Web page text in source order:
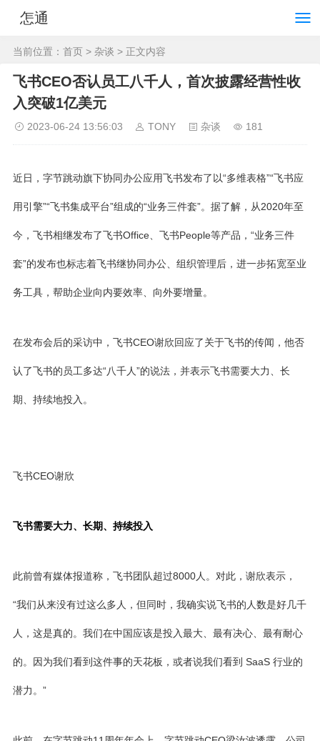
怎通
当前位置： 首页 > 杂谈 > 正文内容
飞书CEO否认员工八千人，首次披露经营性收
入突破1亿美元
2023-06-24 13:56:03 TONY 杂谈 181
近日，字节跳动旗下协同办公应用飞书发布了以“多维表格”“飞书应
用引擎”“飞书集成平台”组成的“业务三件套”。据了解，从2020年至
今，飞书相继发布了飞书Office、飞书People等产品，“业务三件
套”的发布也标志着飞书继协同办公、组织管理后，进一步拓宽至业
务工具，帮助企业向内要效率、向外要增量。
在发布会后的采访中，飞书CEO谢欣回应了关于飞书的传闻，他否
认了飞书的员工多达“八千人”的说法，并表示飞书需要大力、长
期、持续地投入。
飞书CEO谢欣
飞书需要大力、长期、持续投入
此前曾有媒体报道称，飞书团队超过8000人。对此，谢欣表示，
“我们从来没有过这么多人，但同时，我确实说飞书的人数是好几千
人，这是真的。我们在中国应该是投入最大、最有决心、最有耐心
的。因为我们看到这件事的天花板，或者说我们看到 SaaS 行业的
潜力。”